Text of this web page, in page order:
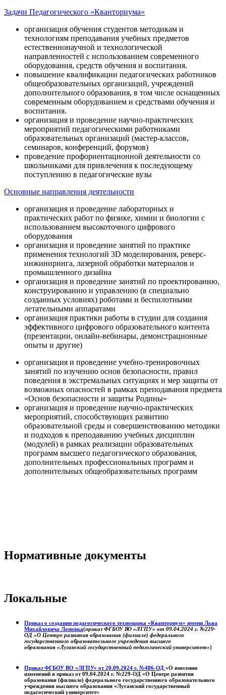
Задачи Педагогического «Кванториума»
организация обучения студентов методикам и
технологиям преподавания учебных предметов
естественнонаучной и технологической
направленностей с использованием современного
оборудования, средств обучения и воспитания.
повышение квалификации педагогических работников
общеобразовательных организаций, учреждений
дополнительного образования, в том числе оснащенных
современным оборудованием и средствами обучения и
воспитания.
организация и проведение научно-практических
мероприятий педагогическими работниками
образовательных организаций (мастер-классов,
семинаров, конференций, форумов)
проведение профориентационной деятельности со
школьниками для привлечения к последующему
поступлению в педагогические вузы
Основные направления деятельности
организация и проведение лабораторных и
практических работ по физике, химии и биологии с
использованием высокоточного цифрового
оборудования
организация и проведение занятий по практике
применения технологий 3D моделирования, реверс-
инжиниринга, лазерной обработки материалов и
промышленного дизайна
организация и проведение занятий по проектированию,
конструированию и управлению (в специально
созданных условиях) роботами и беспилотными
летательными аппаратами
организация практики работы в студии для создания
эффективного цифрового образовательного контента
(презентации, онлайн-вебинары, демонстрационные
опыты и другие)
организация и проведение учебно-тренировочных
занятий по изучению основ безопасности, правил
поведения в экстремальных ситуациях и мер защиты от
возможных опасностей в рамках преподавания предмета
«Основ безопасности и защиты Родины»
организация и проведение научно-практических
мероприятий, способствующих развитию
образовательной среды и совершенствованию методики
и подходов к преподаванию учебных дисциплин
(модулей) в рамках реализации образовательных
программ высшего педагогического образования,
дополнительных профессиональных программ и
дополнительных общеобразовательных программ
Нормативные документы
Локальные
Приказ о создании педагогического технопарка «Кванториум» имени Льва
Михайловича Лоповка(приказ ФГБОУ ВО «ЛГПУ» от 09.04.2024 г. №229-
ОД «О Центре развития образования (филиале) федерального
государственного образовательного учреждения высшего
образования «Луганский государственный педагогический университет»)
Приказ ФГБОУ ВО «ЛГПУ» от 20.09.2024 г. №486-ОД «О внесении
изменений в приказ от 09.04.2024 г. №229-ОД «О Центре развития
образования (филиале) федерального государственного образовательного
учреждения высшего образования «Луганский государственный
педагогический университет»